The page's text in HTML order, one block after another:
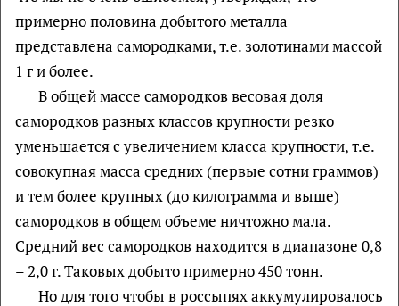
примерно половина добытого металла
представлена самородками, т.е. золотинами массой
1 г и более.
В общей массе самородков весовая доля
самородков разных классов крупности резко
уменьшается с увеличением класса крупности, т.е.
совокупная масса средних (первые сотни граммов)
и тем более крупных (до килограмма и выше)
самородков в общем объеме ничтожно мала.
Средний вес самородков находится в диапазоне 0,8
– 2,0 г. Таковых добыто примерно 450 тонн.
Но для того чтобы в россыпях аккумулировалось